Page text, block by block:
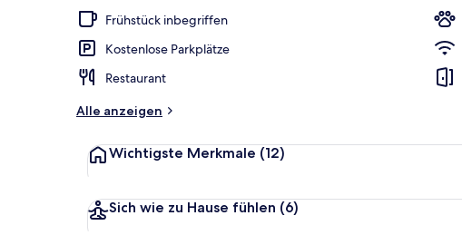
Frühstück inbegriffen
Kostenlose Parkplätze
Restaurant
Alle anzeigen
Wichtigste Merkmale (12)
Sich wie zu Hause fühlen (6)